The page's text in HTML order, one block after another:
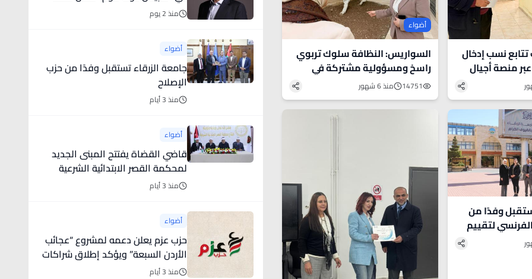
نسب إدخال
منصة أجيال
أضواء
السواريس: النظافة سلوك تربوي
راسخ ومسؤولية مشتركة في
البيئة المدرسية
14751 منذ 6 شهور
وفدًا من
لتقييم
الشركة لمواصلة التوسع عالمياً في
أسواق جديدة
منذ 2 يوم
أضواء
جامعة الزرقاء تستقبل وفدًا من حزب
الإصلاح
منذ 3 أيام
أضواء
قاضي القضاة يفتتح المبنى الجديد
لمحكمة القصر الابتدائية الشرعية
ويتفقد مشروع قصر العدل الشرعي
في محافظة الكرك
منذ 3 أيام
أضواء
حزب عزم يعلن دعمه لمشروع “عجائب
الأردن السبعة” ويؤكد إطلاق شراكات
وطنية لتعزيز الاقتصاد والسياحة
منذ 3 أيام